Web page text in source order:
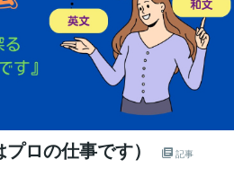
ロの仕事です） 記事